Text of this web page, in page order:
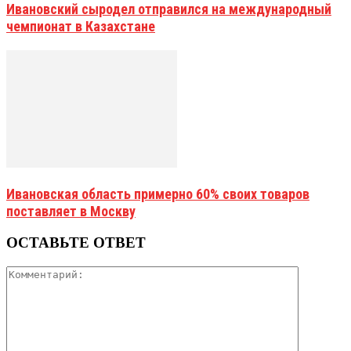
Ивановский сыродел отправился на международный
чемпионат в Казахстане
Ивановская область примерно 60% своих товаров
поставляет в Москву
ОСТАВЬТЕ ОТВЕТ